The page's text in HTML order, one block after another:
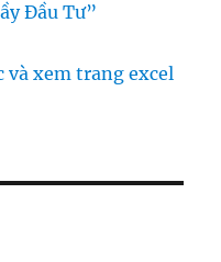
Đầu Tư”
và xem trang excel